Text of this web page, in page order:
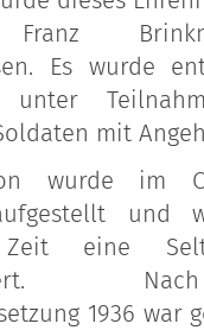
Franz
Es wurde
unter
mit
wurde im
und
Zeit eine
1936 war